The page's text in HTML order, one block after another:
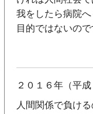
我をしたら病院
目的ではないので
２０１６年（平
人間関係で負け